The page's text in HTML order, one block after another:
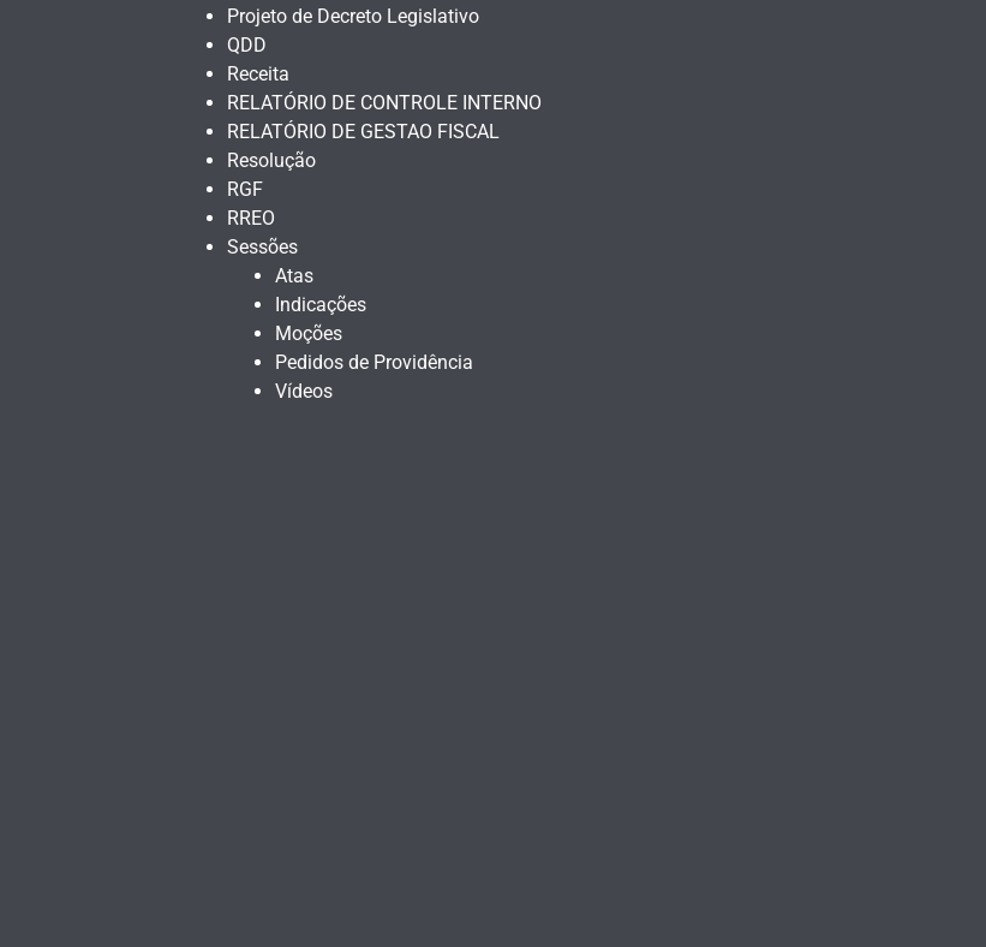
Projeto de Decreto Legislativo
QDD
Receita
RELATÓRIO DE CONTROLE INTERNO
RELATÓRIO DE GESTAO FISCAL
Resolução
RGF
RREO
Sessões
Atas
Indicações
Moções
Pedidos de Providência
Vídeos